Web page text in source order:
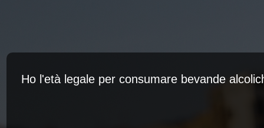
Ho l'età legale per consumare bevande